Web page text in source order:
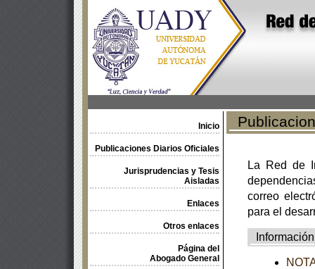
Inicio
Publicaciones Diarios Oficiales
Jurisprudencias y Tesis
Aisladas
Enlaces
Otros enlaces
Página del
Abogado General
La Red de
correo
para el
Información